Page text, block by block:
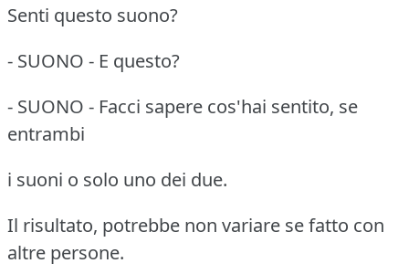
Senti questo suono?
- SUONO - E questo?
- SUONO - Facci sapere cos'hai sentito, se
entrambi
i suoni o solo uno dei due.
Il risultato, potrebbe non variare se fatto con
altre persone.